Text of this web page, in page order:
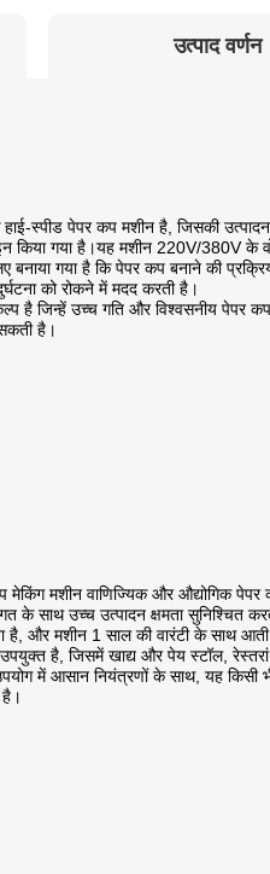
उत्पाद वर्णन
स्पीड पेपर कप मशीन है, जिसकी
गया है।यह मशीन 220V/380V के
बनाया गया है कि पेपर कप बनाने की
को रोकने में मदद करती है।
है जिन्हें उच्च गति और विश्वसनीय
है।
मशीन वाणिज्यिक और औद्योगिक
के साथ उच्च उत्पादन क्षमता
है, और मशीन 1 साल की वारंटी के साथ
है, जिसमें खाद्य और पेय स्टॉल,
में आसान नियंत्रणों के साथ, यह